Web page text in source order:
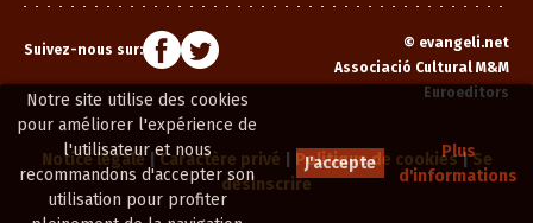
Notre site utilise des cookies
pour améliorer l'expérience de
l'utilisateur et nous
recommandons d'accepter son
utilisation pour profiter
J'accepte
Plus
d'informations
Suivez-nous sur: © evangeli.net
Associació Cultural M&M
Euroeditors
Notice légale|Caractère privé Politique de cookies|Se
désinscrire